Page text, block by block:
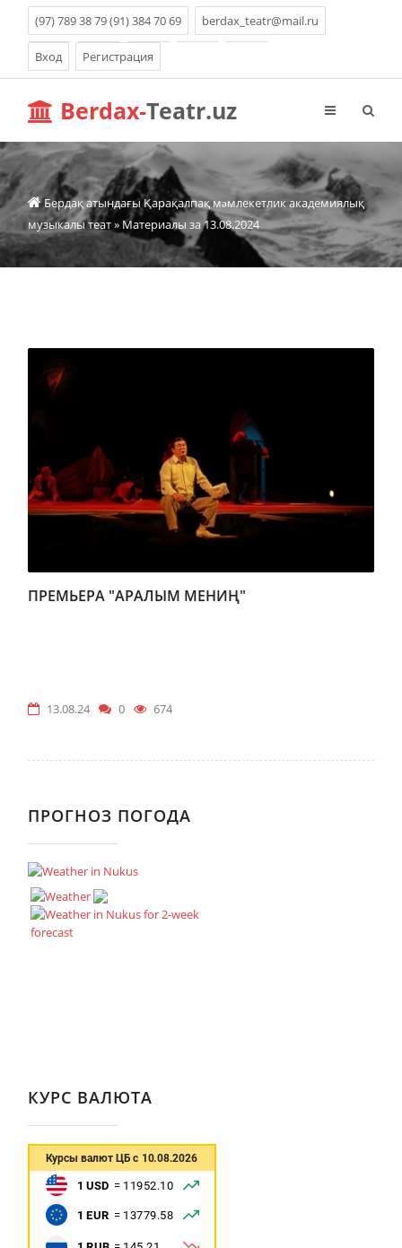
(97) 789 38 79 (91) 384 70 69 berdax_teatr@mail.ru
Вход Регистрация
Berdax-Teatr.uz
Бердақ атындағы Қарақалпақ мəмлекетлик академиялық
музыкалы теат» Материалы за 13.08.2024
ПРЕМЬЕРА "АРАЛЫМ МЕНИҢ"
13.08.24 0 674
ПРОГНОЗ ПОГОДА
КУРС ВАЛЮТА